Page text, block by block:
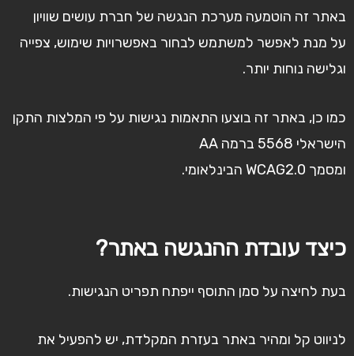
באתר זה הוטמעה מערכת הנגשה של חברת עושים שוויון
על מנת לאפשר למשתמש לבחור באפשרויות שימוש, צפייה
וגלישה נוחות יותר.
כמו כן, באתר זה בוצעו התאמות נגישות על פי המלצות התקן
הישראלי 5568 ברמה AA
ומסמך WCAG2.0 הבינלאומי.
כיצד עובדת ההנגשה באתר?
בעת לחיצה על סמן התוסף ייפתח תפריט הנגישות.
לניווט קל ומהיר באתר בעזרת המקלדת, יש להפעיל את